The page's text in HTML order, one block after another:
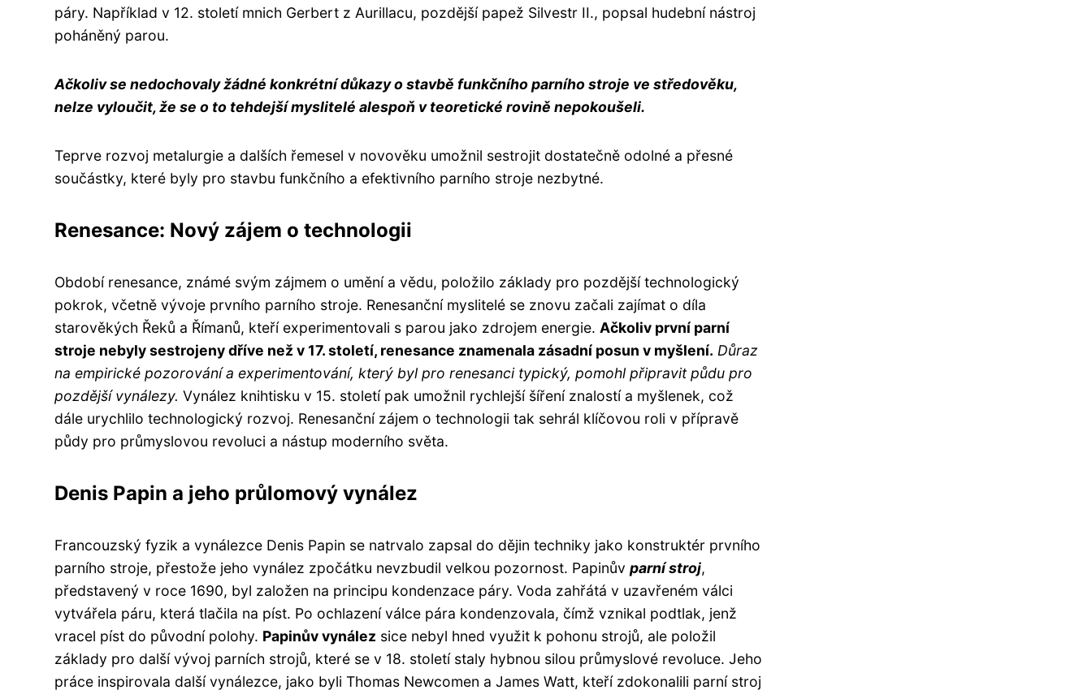
páry. Například v 12. století mnich Gerbert z Aurillacu, pozdější papež Silvestr II., popsal hudební nástroj
poháněný parou.
Ačkoliv se nedochovaly žádné konkrétní důkazy o stavbě funkčního parního stroje ve středověku,
nelze vyloučit, že se o to tehdejší myslitelé alespoň v teoretické rovině nepokoušeli.
Teprve rozvoj metalurgie a dalších řemesel v novověku umožnil sestrojit dostatečně odolné a přesné
součástky, které byly pro stavbu funkčního a efektivního parního stroje nezbytné.
Renesance: Nový zájem o technologii
Období renesance, známé svým zájmem o umění a vědu, položilo základy pro pozdější technologický
pokrok, včetně vývoje prvního parního stroje. Renesanční myslitelé se znovu začali zajímat o díla
starověkých Řeků a Římanů, kteří experimentovali s parou jako zdrojem energie. Ačkoliv první parní
stroje nebyly sestrojeny dříve než v 17. století, renesance znamenala zásadní posun v myšlení. Důraz
na empirické pozorování a experimentování, který byl pro renesanci typický, pomohl připravit půdu pro
pozdější vynálezy. Vynález knihtisku v 15. století pak umožnil rychlejší šíření znalostí a myšlenek, což
dále urychlilo technologický rozvoj. Renesanční zájem o technologii tak sehrál klíčovou roli v přípravě
půdy pro průmyslovou revoluci a nástup moderního světa.
Denis Papin a jeho průlomový vynález
Francouzský fyzik a vynálezce Denis Papin se natrvalo zapsal do dějin techniky jako konstruktér prvního
parního stroje, přestože jeho vynález zpočátku nevzbudil velkou pozornost. Papinův parní stroj,
představený v roce 1690, byl založen na principu kondenzace páry. Voda zahřátá v uzavřeném válci
vytvářela páru, která tlačila na píst. Po ochlazení válce pára kondenzovala, čímž vznikal podtlak, jenž
vracel píst do původní polohy. Papinův vynález sice nebyl hned využit k pohonu strojů, ale položil
základy pro další vývoj parních strojů, které se v 18. století staly hybnou silou průmyslové revoluce. Jeho
práce inspirovala další vynálezce, jako byli Thomas Newcomen a James Watt, kteří zdokonalili parní stroj